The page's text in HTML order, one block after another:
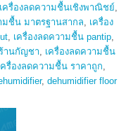
เครื่องลดความชื้นเชิงพาณิชย์,
มชื้น มาตรฐานสากล, เครื่อง
, เครื่องลดความชื้น pantip,
านกัญชา, เครื่องลดความชื้น
ครื่องลดความชื้น ราคาถูก,
, dehumidifier floor